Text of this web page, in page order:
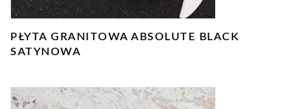
PŁYTA GRANITOWA ABSOLUTE BLACK
SATYNOWA